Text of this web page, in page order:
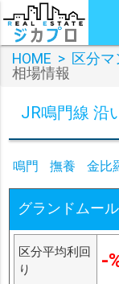
HOME > 区分
相場情報
JR鳴門線 沿
鳴門 撫養 金比
グランドムー
区分平均利回
り
-